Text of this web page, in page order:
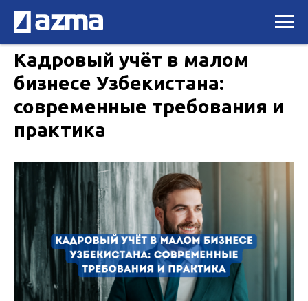
Кадровый учёт в малом
бизнесе Узбекистана:
современные требования и
практика